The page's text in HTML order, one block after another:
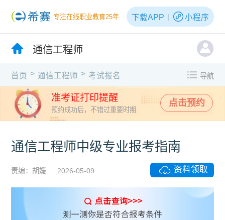
专注在线职业教育25年 下载APP 小程序
通信工程师
首页 > 通信工程师 > 考试报名 导航
准考证打印提醒
预约成功后，不错过重要时期
点击预约
通信工程师中级专业报考指南
责编：胡媛 2026-05-09 资料领取